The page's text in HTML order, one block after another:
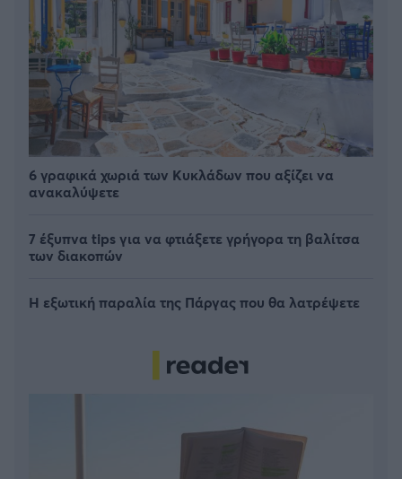
6 γραφικά χωριά των Κυκλάδων που αξίζει να
ανακαλύψετε
7 έξυπνα tips για να φτιάξετε γρήγορα τη βαλίτσα
των διακοπών
Η εξωτική παραλία της Πάργας που θα λατρέψετε